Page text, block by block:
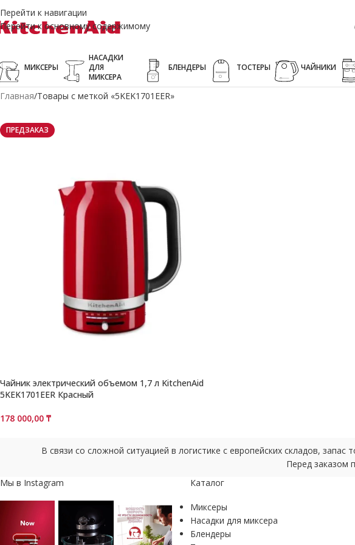
Перейти к навигации
Перейти к основному содержимому
МИКСЕРЫ
НАСАДКИ
ДЛЯ
МИКСЕРА
БЛЕНДЕРЫ ТОСТЕРЫ ЧАЙНИКИ
Главная Товары с меткой «5KEK1701EER»
ПРЕДЗАКАЗ
Чайник электрический объемом 1,7 л KitchenAid
5KEK1701EER Красный
178 000,00 ₸
В связи со сложной ситуацией в логистике с европейских складов,
Перед заказом
Мы в Instagram
Каталог
Миксеры
Насадки для миксера
Блендеры